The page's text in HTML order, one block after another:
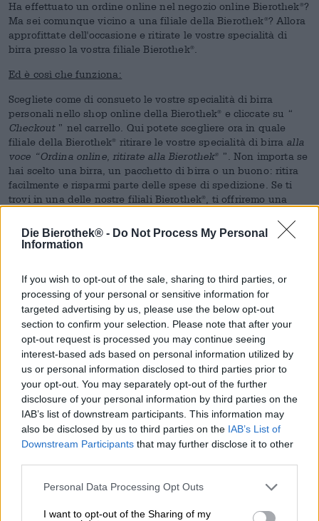
Die Bierothek® - Do Not Process My Personal
Information
If you wish to opt-out of the sale, sharing to third parties, or
processing of your personal or sensitive information for
targeted advertising by us, please use the below opt-out
section to confirm your selection. Please note that after your
opt-out request is processed you may continue seeing
interest-based ads based on personal information utilized by
us or personal information disclosed to third parties prior to
your opt-out. You may separately opt-out of the further
disclosure of your personal information by third parties on the
IAB’s list of downstream participants. This information may
also be disclosed by us to third parties on the IAB’s List of
Downstream Participants that may further disclose it to other
Personal Data Processing Opt Outs
I want to opt-out of the Sharing of my
Ha effettuato un ordine online nel negozio online Bierothek ®?
Ma sei comunque vicino a una filiale della Bierothek ®? Allora
approfittate dell'occasione e ritirate le vostre specialità di
birra presso la vostra filiale Bierothek®
Ed è così che funziona:
Scegliete come di consueto le vostre specialità di birra
personali nello shop online della Bierothek®
e cliccate su “
Checkout” nel carrello. Qui potete scegliere ora in quale
filiale della Bierothek® ritirare le vostre specialità di birra alla
voce “Ordina online, ritirate alla Bierothek®
”. Non importa se
hai scelto una birra, un pacchetto di birra o un buono: ritira
facilmente e risparmi parte delle spese di spedizione. Se ti
trovi in una delle nostre filiali Bierothek®
, ti offriremo una
informeremo su altre specialità birrarie. Poiché anche questo
percorso logistico comporta uno sforzo, i costi per il ritiro in
SI PREGA DI NOTARE CHE QUESTA FUNZIONE DEL
SERVIZIO NON FUNZIONA SE AVETE ARTICOLI RIDOTTI
NEL CARRELLO.